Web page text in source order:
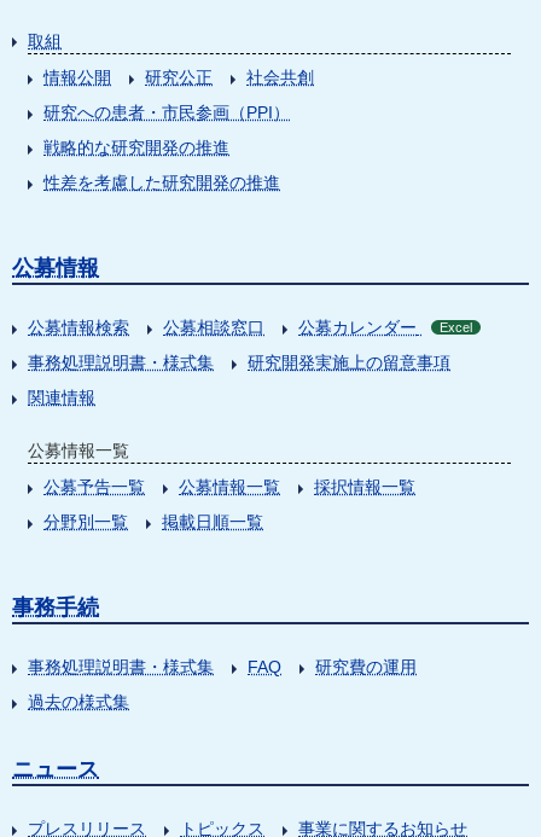
取組
情報公開
研究公正
社会共創
研究への患者・市民参画（PPI）
戦略的な研究開発の推進
性差を考慮した研究開発の推進
公募情報
公募情報検索 公募相談窓口 公募カレンダー Excel
事務処理説明書・様式集
研究開発実施上の留意事項
関連情報
公募情報一覧
公募予告一覧
公募情報一覧
採択情報一覧
分野別一覧
掲載日順一覧
事務手続
事務処理説明書・様式集 FAQ
研究費の運用
過去の様式集
ニュース
プレスリリース トピックス
事業に関するお知らせ